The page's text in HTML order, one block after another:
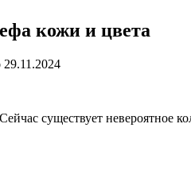
кожи и цвета
29.11.2024
существует